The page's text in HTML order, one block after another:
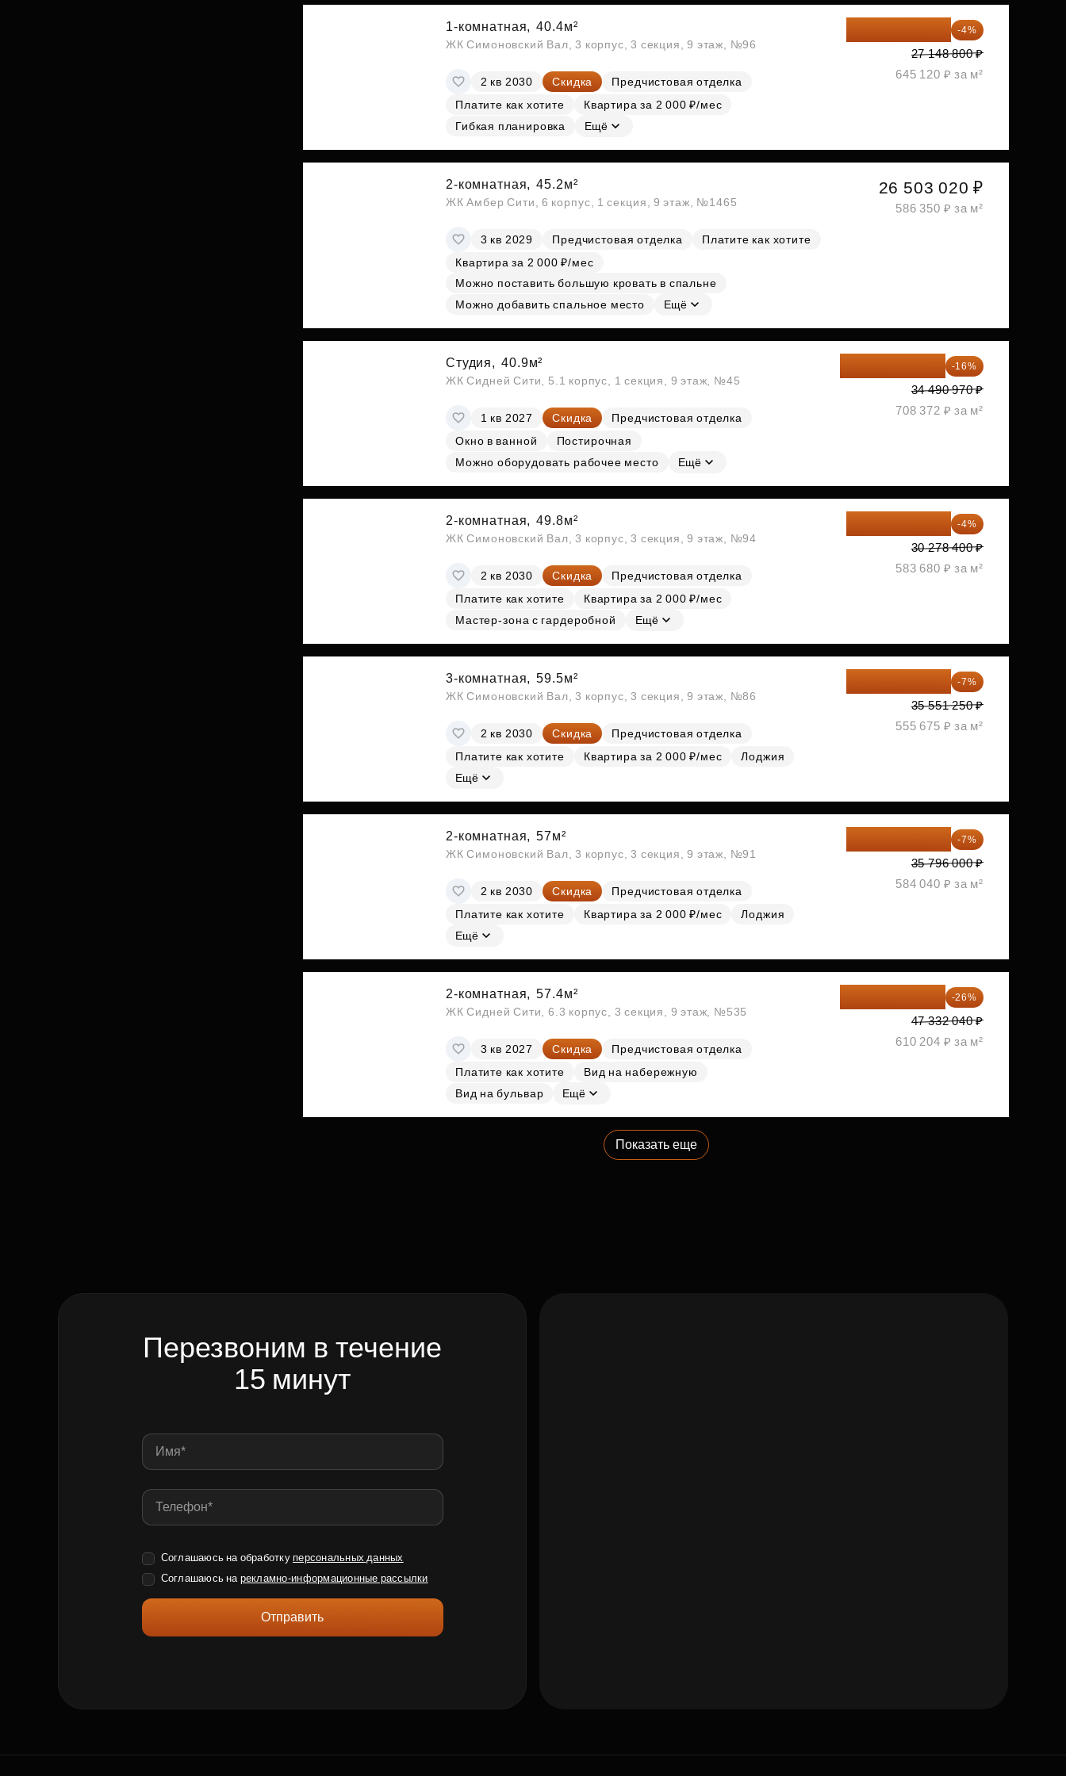
1-комнатная, 40.4м²
ЖК Симоновский Вал, 3 корпус, 3 секция, 9 этаж, №96
2 кв 2030 Скидка
Предчистовая отделка
Платите как хотите
Квартира за 2 000 ₽/мес
Гибкая планировка
Ещё
26 062 848 ₽ -4%
27 148 800 ₽
645 120 ₽ за м²
2-комнатная, 45.2м²
ЖК Амбер Сити, 6 корпус, 1 секция, 9 этаж, №1465
3 кв 2029 Предчистовая отделка
Платите как хотите
Квартира за 2 000 ₽/мес
Можно поставить большую кровать в спальне
Можно добавить спальное место
Ещё
26 503 020 ₽
586 350 ₽ за м²
Студия, 40.9м²
ЖК Сидней Сити, 5.1 корпус, 1 секция, 9 этаж, №45
1 кв 2027 Скидка
Предчистовая отделка
Окно в ванной
Постирочная
Можно оборудовать рабочее место
Ещё
-16%
34 490 970 ₽
708 372 ₽ за м²
2-комнатная, 49.8м²
ЖК Симоновский Вал, 3 корпус, 3 секция, 9 этаж, №94
2 кв 2030 Скидка
Предчистовая отделка
Платите как хотите
Квартира за 2 000 ₽/мес
Мастер-зона с гардеробной
Ещё
29 067 264 ₽ -4%
30 278 400 ₽
583 680 ₽ за м²
3-комнатная, 59.5м²
ЖК Симоновский Вал, 3 корпус, 3 секция, 9 этаж, №86
2 кв 2030 Скидка
Предчистовая отделка
Платите как хотите
Квартира за 2 000 ₽/мес
Лоджия
Ещё
33 062 663 ₽ -7%
35 551 250 ₽
555 675 ₽ за м²
2-комнатная, 57м²
ЖК Симоновский Вал, 3 корпус, 3 секция, 9 этаж, №91
2 кв 2030 Скидка
Предчистовая отделка
Платите как хотите
Квартира за 2 000 ₽/мес
Лоджия
Ещё
33 290 280 ₽ -7%
35 796 000 ₽
584 040 ₽ за м²
2-комнатная, 57.4м²
ЖК Сидней Сити, 6.3 корпус, 3 секция, 9 этаж, №535
3 кв 2027 Скидка
Предчистовая отделка
Платите как хотите
Вид на набережную
Вид на бульвар
Ещё
-26%
47 332 040 ₽
610 204 ₽ за м²
Показать еще
Перезвоним в течение
15 минут
Соглашаюсь на обработку персональных данных
Соглашаюсь на рекламно-информационные рассылки
Отправить